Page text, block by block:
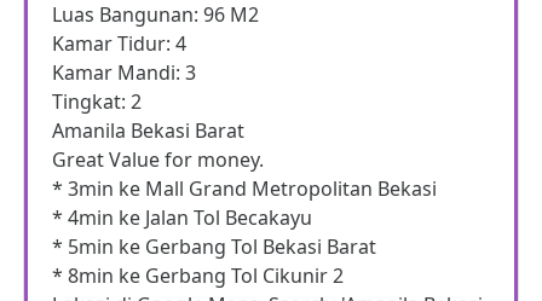
Luas Bangunan: 96 M2
Kamar Tidur: 4
Kamar Mandi: 3
Tingkat: 2
Amanila Bekasi Barat
Great Value for money.
* 3min ke Mall Grand Metropolitan Bekasi
* 4min ke Jalan Tol Becakayu
* 5min ke Gerbang Tol Bekasi Barat
* 8min ke Gerbang Tol Cikunir 2